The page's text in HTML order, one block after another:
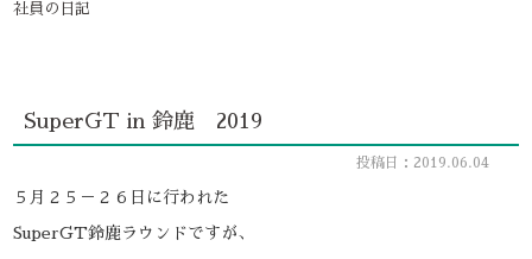
社員の日記
SuperGT in 鈴鹿 2019
投稿日：2019.06.04
５月２５－２６日に行われた
SuperGT鈴鹿ラウンドですが、